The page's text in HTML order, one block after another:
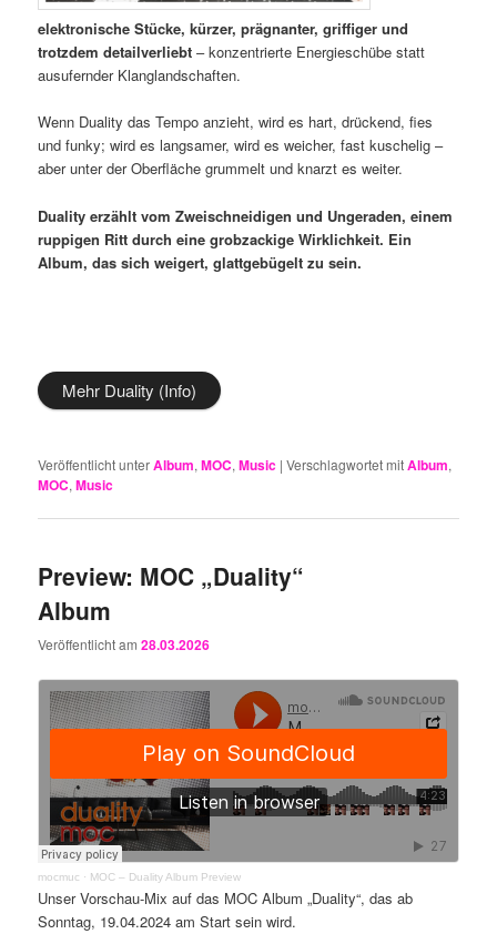
elektronische Stücke, kürzer, prägnanter, griffiger und
trotzdem detailverliebt – konzentrierte Energieschübe statt
ausufernder Klanglandschaften.
Wenn Duality das Tempo anzieht, wird es hart, drückend, fies
und funky; wird es langsamer, wird es weicher, fast kuschelig –
aber unter der Oberfläche grummelt und knarzt es weiter.
Duality erzählt vom Zweischneidigen und Ungeraden, einem
ruppigen Ritt durch eine grobzackige Wirklichkeit. Ein
Album, das sich weigert, glattgebügelt zu sein.
Mehr Duality (Info)
Veröffentlicht unterAlbum,MOC,Music |Verschlagwortet mitAlbum,
MOC,Music
Preview: MOC „Duality“
Album
Veröffentlicht am28.03.2026
mocmuc · MOC – Duality Album Preview
Unser Vorschau-Mix auf das MOC Album „Duality“, das ab
Sonntag, 19.04.2024 am Start sein wird.